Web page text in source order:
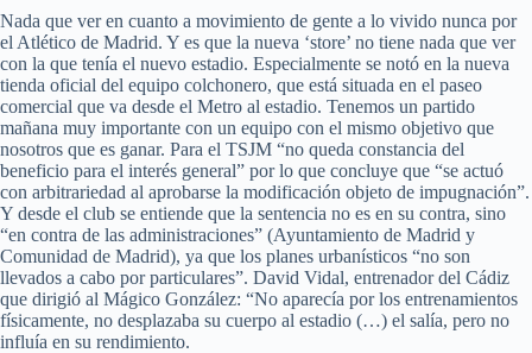
e
n
i
d
o
Nada que ver en cuanto a movimiento de gente a lo vivido nunca por
el Atlético de Madrid. Y es que la nueva ‘store’ no tiene nada que ver
con la que tenía el nuevo estadio. Especialmente se notó en la nueva
tienda oficial del equipo colchonero, que está situada en el paseo
comercial que va desde el Metro al estadio. Tenemos un partido
mañana muy importante con un equipo con el mismo objetivo que
nosotros que es ganar. Para el TSJM “no queda constancia del
beneficio para el interés general” por lo que concluye que “se actuó
con arbitrariedad al aprobarse la modificación objeto de impugnación”.
Y desde el club se entiende que la sentencia no es en su contra, sino
“en contra de las administraciones” (Ayuntamiento de Madrid y
Comunidad de Madrid), ya que los planes urbanísticos “no son
llevados a cabo por particulares”. David Vidal, entrenador del Cádiz
que dirigió al Mágico González: “No aparecía por los entrenamientos
físicamente, no desplazaba su cuerpo al estadio (…) el salía, pero no
influía en su rendimiento.